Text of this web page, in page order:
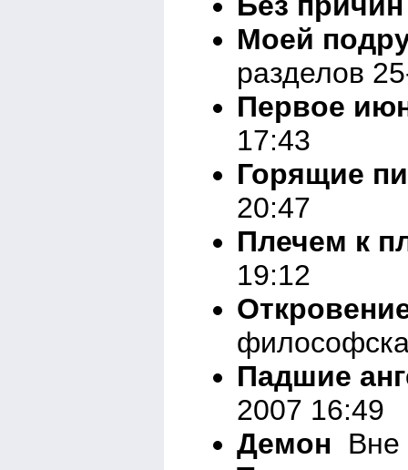
Моей
разделов
Первое
17:43
Горящие
20:47
Плечем к
19:12
Падшие
2007 16:49
Демон Вне